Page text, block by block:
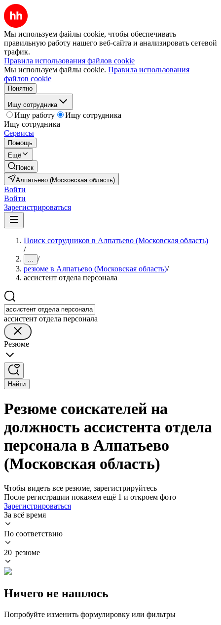
Мы используем файлы cookie, чтобы обеспечивать
правильную работу нашего веб-сайта и анализировать сетевой
трафик.
Правила использования файлов cookie
Мы используем файлы cookie. Правила использования
файлов cookie
Понятно
Ищу сотрудника
Ищу работу
Ищу сотрудника
Ищу сотрудника
Сервисы
Помощь
Ещё
Поиск
Алпатьево (Московская область)
Войти
Войти
Зарегистрироваться
Поиск сотрудников в Алпатьево (Московская область)
/
... /
резюме в Алпатьево (Московская область)/
ассистент отдела персонала
ассистент отдела персонала
Резюме
Найти
Резюме соискателей на
должность ассистента отдела
персонала в Алпатьево
(Московская область)
Чтобы видеть все резюме, зарегистрируйтесь
После регистрации покажем ещё 1 и откроем фото
Зарегистрироваться
За всё время
По соответствию
20 резюме
Ничего не нашлось
Попробуйте изменить формулировку или фильтры